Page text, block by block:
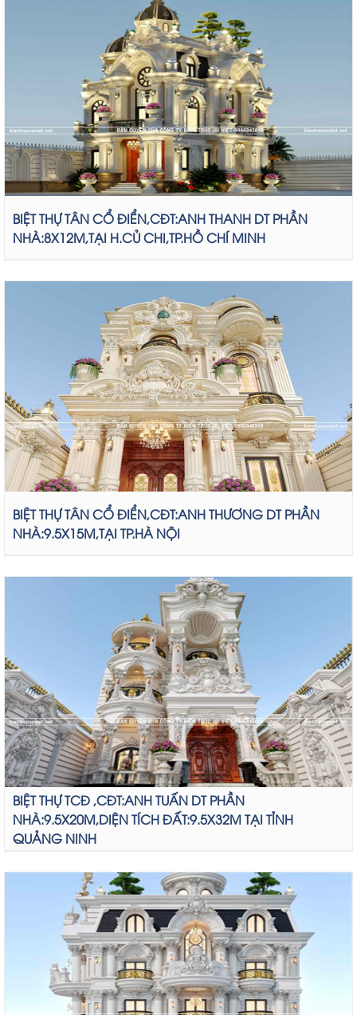
BIỆT THỰ TÂN CỔ ĐIỂN,CĐT:ANH THANH DT PHẦN
NHÀ:8X12M,TẠI H.CỦ CHI,TP.HỒ CHÍ MINH
BIỆT THỰ TÂN CỔ ĐIỂN,CĐT:ANH THƯƠNG DT PHẦN
NHÀ:9.5X15M,TẠI TP.HÀ NỘI
BIỆT THỰ TCĐ ,CĐT:ANH TUẤN DT PHẦN
NHÀ:9.5X20M,DIỆN TÍCH ĐẤT:9.5X32M TẠI TỈNH
QUẢNG NINH